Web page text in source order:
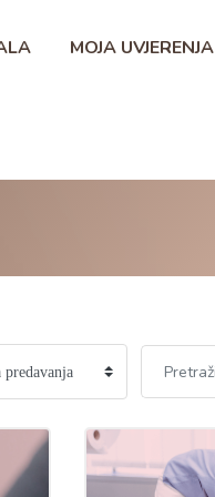
MOJA UVJERENJA